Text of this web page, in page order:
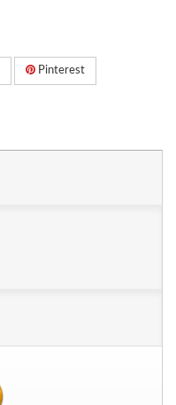
Pinterest